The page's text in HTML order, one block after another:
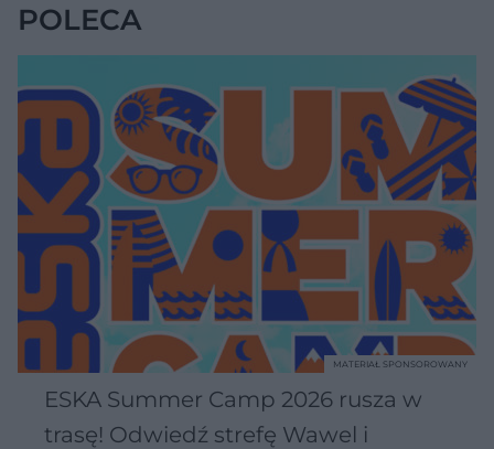
POLECA
ESKA Summer Camp 2026 rusza w
trasę! Odwiedź strefę Wawel i
MATERIAŁ SPONSOROWANY